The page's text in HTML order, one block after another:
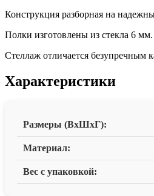
Конструкция разборная на
Полки изготовлены из стекла 6 мм.
Стеллаж отличается безупречным
Характеристики
Размеры (ВxШxГ):
Материал:
Вес с упаковкой: